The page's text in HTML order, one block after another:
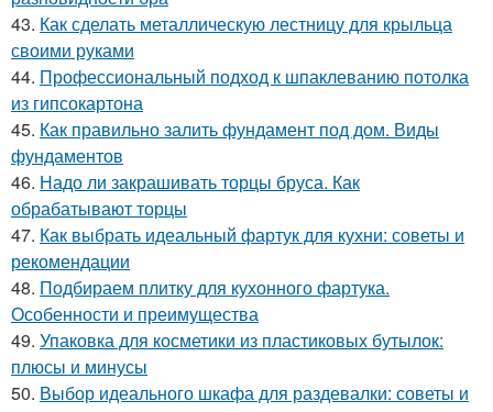
43. Как сделать металлическую лестницу для крыльца
своими руками
44. Профессиональный подход к шпаклеванию потолка
из гипсокартона
45. Как правильно залить фундамент под дом. Виды
фундаментов
46. Надо ли закрашивать торцы бруса. Как
обрабатывают торцы
47. Как выбрать идеальный фартук для кухни: советы и
рекомендации
48. Подбираем плитку для кухонного фартука.
Особенности и преимущества
49. Упаковка для косметики из пластиковых бутылок:
плюсы и минусы
50. Выбор идеального шкафа для раздевалки: советы и